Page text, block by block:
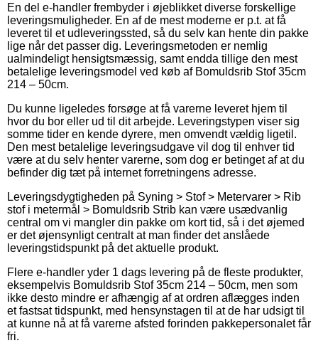
En del e-handler frembyder i øjeblikket diverse forskellige
leveringsmuligheder. En af de mest moderne er p.t. at få
leveret til et udleveringssted, så du selv kan hente din pakke
lige når det passer dig. Leveringsmetoden er nemlig
ualmindeligt hensigtsmæssig, samt endda tillige den mest
betalelige leveringsmodel ved køb af Bomuldsrib Stof 35cm
214 – 50cm.
Du kunne ligeledes forsøge at få varerne leveret hjem til
hvor du bor eller ud til dit arbejde. Leveringstypen viser sig
somme tider en kende dyrere, men omvendt vældig ligetil.
Den mest betalelige leveringsudgave vil dog til enhver tid
være at du selv henter varerne, som dog er betinget af at du
befinder dig tæt på internet forretningens adresse.
Leveringsdygtigheden på Syning > Stof > Metervarer > Rib
stof i metermål > Bomuldsrib Strib kan være usædvanlig
central om vi mangler din pakke om kort tid, så i det øjemed
er det øjensynligt centralt at man finder det anslåede
leveringstidspunkt på det aktuelle produkt.
Flere e-handler yder 1 dags levering på de fleste produkter,
eksempelvis Bomuldsrib Stof 35cm 214 – 50cm, men som
ikke desto mindre er afhængig af at ordren aflægges inden
et fastsat tidspunkt, med hensynstagen til at de har udsigt til
at kunne nå at få varerne afsted forinden pakkepersonalet får
fri.